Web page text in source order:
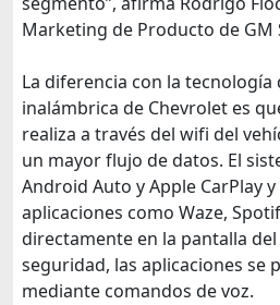
Marketing de Producto de GM
La diferencia con la tecnología
inalámbrica de Chevrolet es
realiza a través del wifi del
un mayor flujo de datos. El
Android Auto y Apple CarPlay
aplicaciones como Waze,
directamente en la pantalla
seguridad, las aplicaciones se
mediante comandos de voz.